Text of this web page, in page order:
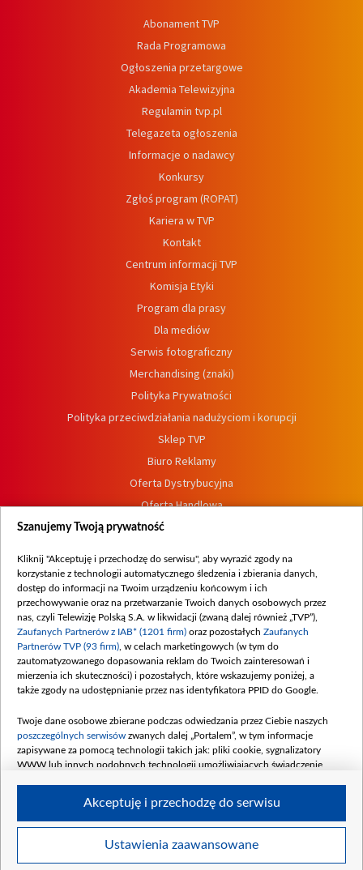
Abonament TVP
Rada Programowa
Ogłoszenia przetargowe
Akademia Telewizyjna
Regulamin tvp.pl
Telegazeta ogłoszenia
Informacje o nadawcy
Konkursy
Zgłoś program (ROPAT)
Kariera w TVP
Kontakt
Centrum informacji TVP
Komisja Etyki
Program dla prasy
Dla mediów
Serwis fotograficzny
Merchandising (znaki)
Polityka Prywatności
Polityka przeciwdziałania nadużyciom i korupcji
Sklep TVP
Biuro Reklamy
Oferta Dystrybucyjna
Oferta Handlowa
Dostępność
Procedura zgłoszeń wewnętrznych
Szanujemy Twoją prywatność
Kliknij "Akceptuję i przechodzę do serwisu", aby wyrazić zgody na
korzystanie z technologii automatycznego śledzenia i zbierania danych,
dostęp do informacji na Twoim urządzeniu końcowym i ich
przechowywanie oraz na przetwarzanie Twoich danych osobowych przez
nas, czyli Telewizję Polską S.A. w likwidacji (zwaną dalej również „TVP”),
Zaufanych Partnerów z IAB* (1201 firm) oraz pozostałych Zaufanych
Partnerów TVP (93 firm) , w celach marketingowych (w tym do
zautomatyzowanego dopasowania reklam do Twoich zainteresowań i
mierzenia ich skuteczności) i pozostałych, które wskazujemy poniżej, a
także zgody na udostępnianie przez nas identyfikatora PPID do Google.
Twoje dane osobowe zbierane podczas odwiedzania przez Ciebie naszych
poszczególnych serwisów zwanych dalej „Portalem”, w tym informacje
zapisywane za pomocą technologii takich jak: pliki cookie, sygnalizatory
WWW lub innych podobnych technologii umożliwiających świadczenie
Twoje dane osobowe zbierane podczas odwiedzania przez Ciebie
Ustawienia zaawansowane
Akceptuję i przechodzę do serwisu